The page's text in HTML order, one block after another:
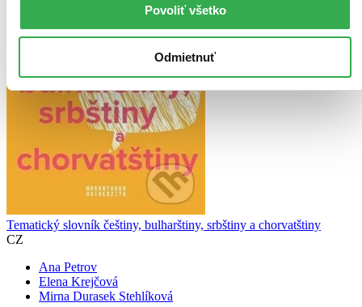
Povoliť všetko
Odmietnuť
Tematický slovník češtiny, bulharštiny, srbštiny a chorvatštiny
CZ
Ana Petrov
Elena Krejčová
Mirna Durasek Stehlíková